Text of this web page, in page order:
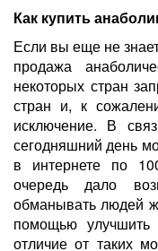
Как купить
Если вы еще не
продажа
некоторых стран
стран и, к
исключение. В
сегодняшний день
в интернете по
очередь дало
обманывать людей
помощью улучшить
отличие от таких